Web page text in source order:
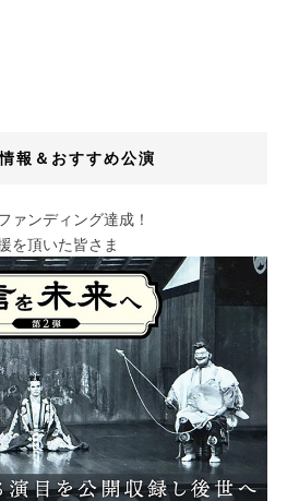
報＆おすすめ公演
ァンディング達成！
を頂いた皆さま